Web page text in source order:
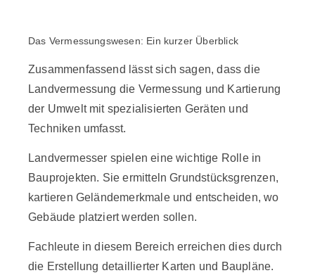
Das Vermessungswesen: Ein kurzer Überblick
Zusammenfassend lässt sich sagen, dass die
Landvermessung die Vermessung und Kartierung
der Umwelt mit spezialisierten Geräten und
Techniken umfasst.
Landvermesser spielen eine wichtige Rolle in
Bauprojekten. Sie ermitteln Grundstücksgrenzen,
kartieren Geländemerkmale und entscheiden, wo
Gebäude platziert werden sollen.
Fachleute in diesem Bereich erreichen dies durch
die Erstellung detaillierter Karten und Baupläne.